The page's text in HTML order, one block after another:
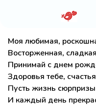
Моя любимая,
Восторженная,
Принимай с днем
Здоровья тебе,
Пусть жизнь сюрпризы
И каждый день